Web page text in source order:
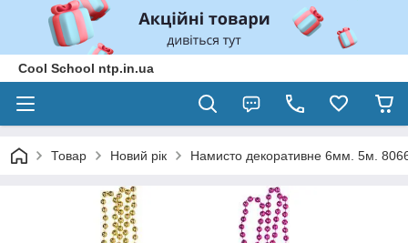
Cool School ntp.in.ua
Товар Новий рік Намисто декоративне 6мм. 5м.